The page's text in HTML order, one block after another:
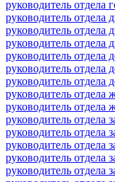
руководитель отдела
руководитель отдела
руководитель
руководитель отдела
руководитель отдела
руководитель отдела
руководитель отдела
руководитель отдела
руководитель
руководитель отдела
руководитель отдела
руководитель отдела
руководитель отдела
руководитель отдела